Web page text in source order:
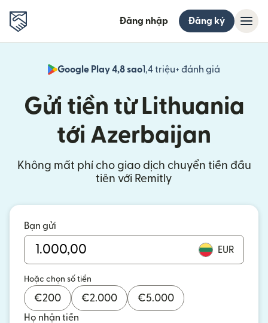
Đăng nhập Đăng ký
Google Play 4,8 sao1,4 triệu+ đánh giá
Gửi tiền từ Lithuania
tới Azerbaijan
Không mất phí cho giao dịch chuyển tiền đầu
tiên với Remitly
Bạn gửi
EUR
Hoặc chọn số tiền
€200 €2.000 €5.000
Họ nhận tiền